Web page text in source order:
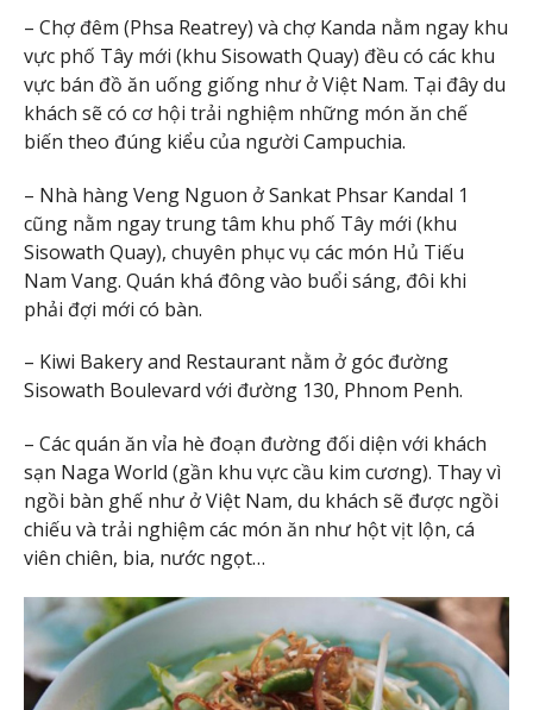
– Chợ đêm (Phsa Reatrey) và chợ Kanda nằm ngay khu
vực phố Tây mới (khu Sisowath Quay) đều có các khu
vực bán đồ ăn uống giống như ở Việt Nam. Tại đây du
khách sẽ có cơ hội trải nghiệm những món ăn chế
biến theo đúng kiểu của người Campuchia.
– Nhà hàng Veng Nguon ở Sankat Phsar Kandal 1
cũng nằm ngay trung tâm khu phố Tây mới (khu
Sisowath Quay), chuyên phục vụ các món Hủ Tiếu
Nam Vang. Quán khá đông vào buổi sáng, đôi khi
phải đợi mới có bàn.
– Kiwi Bakery and Restaurant nằm ở góc đường
Sisowath Boulevard với đường 130, Phnom Penh.
– Các quán ăn vỉa hè đoạn đường đối diện với khách
sạn Naga World (gần khu vực cầu kim cương). Thay vì
ngồi bàn ghế như ở Việt Nam, du khách sẽ được ngồi
chiếu và trải nghiệm các món ăn như hột vịt lộn, cá
viên chiên, bia, nước ngọt…